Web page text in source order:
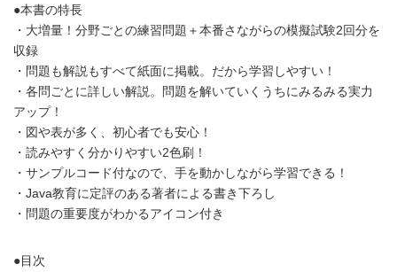
●本書の特長
・大増量！分野ごとの練習問題＋本番さながらの模擬試験2回分を
収録
・問題も解説もすべて紙面に掲載。だから学習しやすい！
・各問ごとに詳しい解説。問題を解いていくうちにみるみる実力
アップ！
・図や表が多く、初心者でも安心！
・読みやすく分かりやすい2色刷！
・サンプルコード付なので、手を動かしながら学習できる！
・Java教育に定評のある著者による書き下ろし
・問題の重要度がわかるアイコン付き
●目次